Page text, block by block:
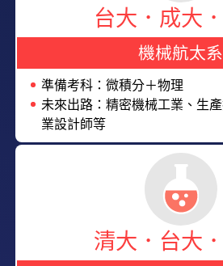
台大．成大
機械航太系
準備考科：微積分＋物理
未來出路：精密機械工業、生
業設計師等
清大．台大